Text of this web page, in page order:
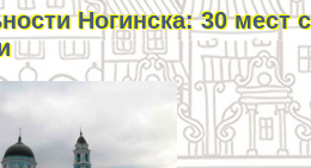
Ногинска: 30 мест с